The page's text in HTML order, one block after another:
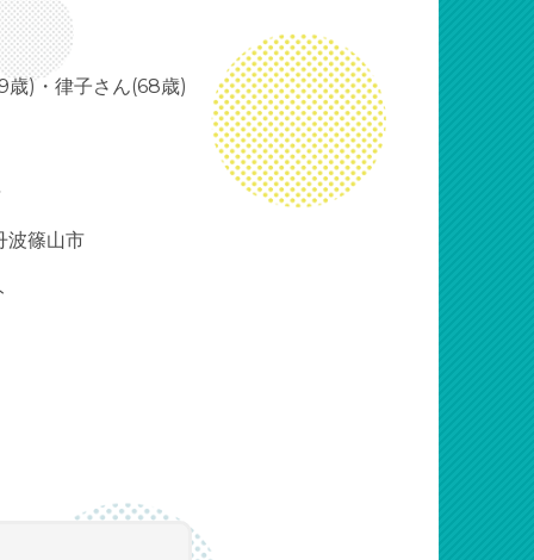
歳)・律子さん(68歳)
波篠山市